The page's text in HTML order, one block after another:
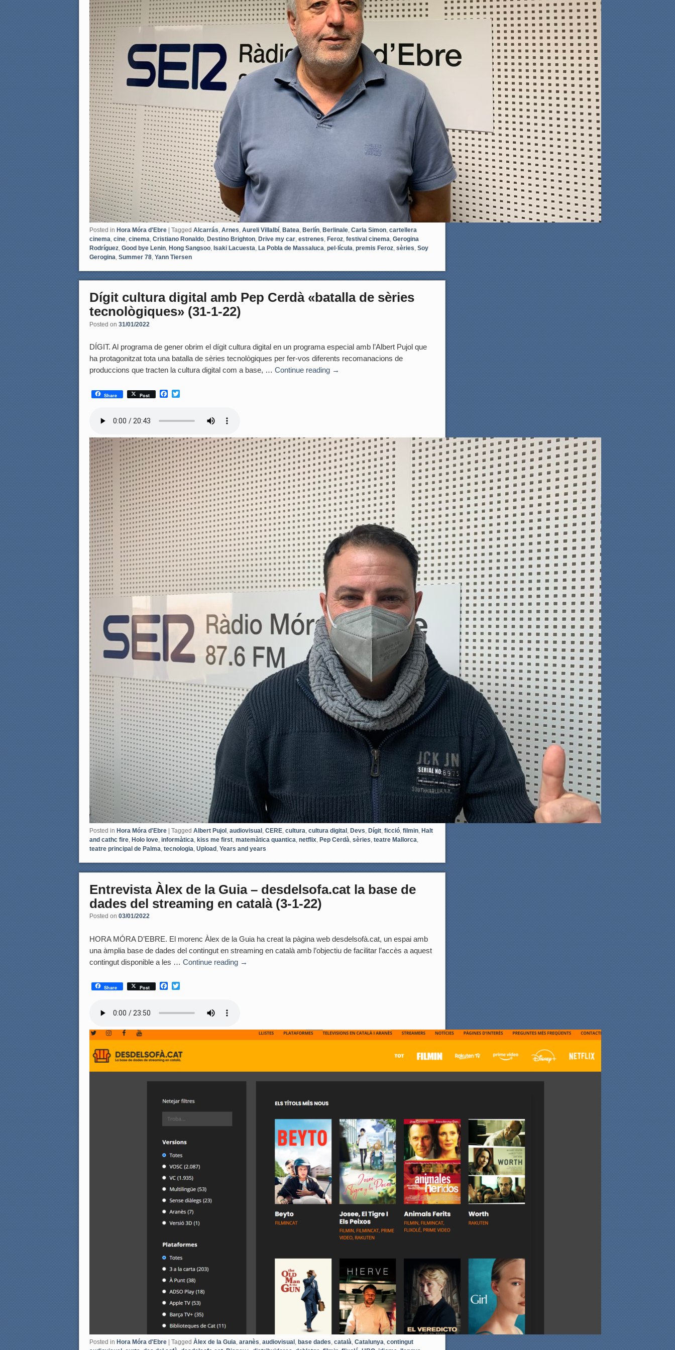
Posted in Hora Móra d'Ebre | Tagged Alcarrás Arnes Aureli Villalbí Batea Berlín Berlinale Carla Simon cartellera
cinema cine cinema Cristiano Ronaldo Destino Brighton Drive my car estrenes Feroz festival cinema Gerogina
Rodríguez Good bye Lenin Hong Sangsoo Isaki Lacuesta La Pobla de Massaluca pel·lícula premis Feroz sèries Soy
Gerogina Summer 78 Yann Tiersen
Dígit cultura digital amb Pep Cerdà «batalla de sèries
tecnològiques» (31-1-22)
Posted on 31/01/2022
DÍGIT. Al programa de gener obrim el dígit cultura digital en un programa especial amb l’Albert Pujol que
ha protagonitzat tota una batalla de sèries tecnològiques per fer-vos diferents recomanacions de
produccions que tracten la cultura digital com a base, … Continue reading →
Share Post
F
o
k
r
Posted in Hora Móra d'Ebre Tagged Albert Pujol , audiovisual , CERE, cultura, cultura digital , Devs, Dígit, ficció, filmin, Halt
and cathc fire, Holo love, informàtica, kiss me first, matemàtica quantica, netflix, Pep Cerdà, sèries, teatre Mallorca,
teatre principal de Palma, tecnologia, Upload , Years and years
Entrevista Àlex de la Guia – desdelsofa.cat la base de
dades del streaming en català (3-1-22)
Posted on 03/01/2022
HORA MÓRA D’EBRE. El morenc Àlex de la Guia ha creat la pàgina web desdelsofà.cat, un espai amb
una àmplia base de dades del contingut en streaming en català amb l’objectiu de facilitar l’accès a aquest
contingut disponible a les … Continue reading →
Share Post
F
k
Posted in Hora Móra d'Ebre Tagged Àlex de la Guia, aranès, audiovisual , base dades, català, Catalunya, contingut